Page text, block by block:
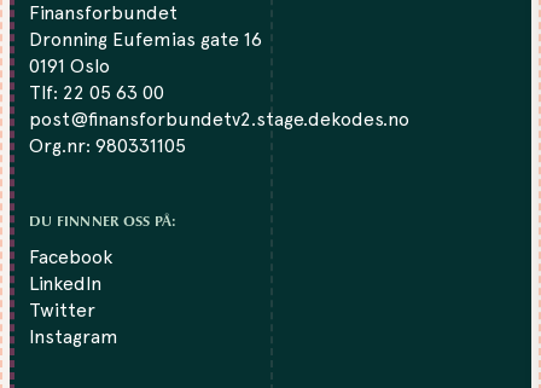
Finansforbundet
Dronning Eufemias gate 16
0191 Oslo
Tlf: 22 05 63 00
post@finansforbundetv2.stage.dekodes.no
Org.nr: 980331105
DU FINNNER OSS PÅ:
Facebook
LinkedIn
Twitter
Instagram